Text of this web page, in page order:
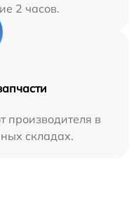
2 часов.
производителя в
складах.